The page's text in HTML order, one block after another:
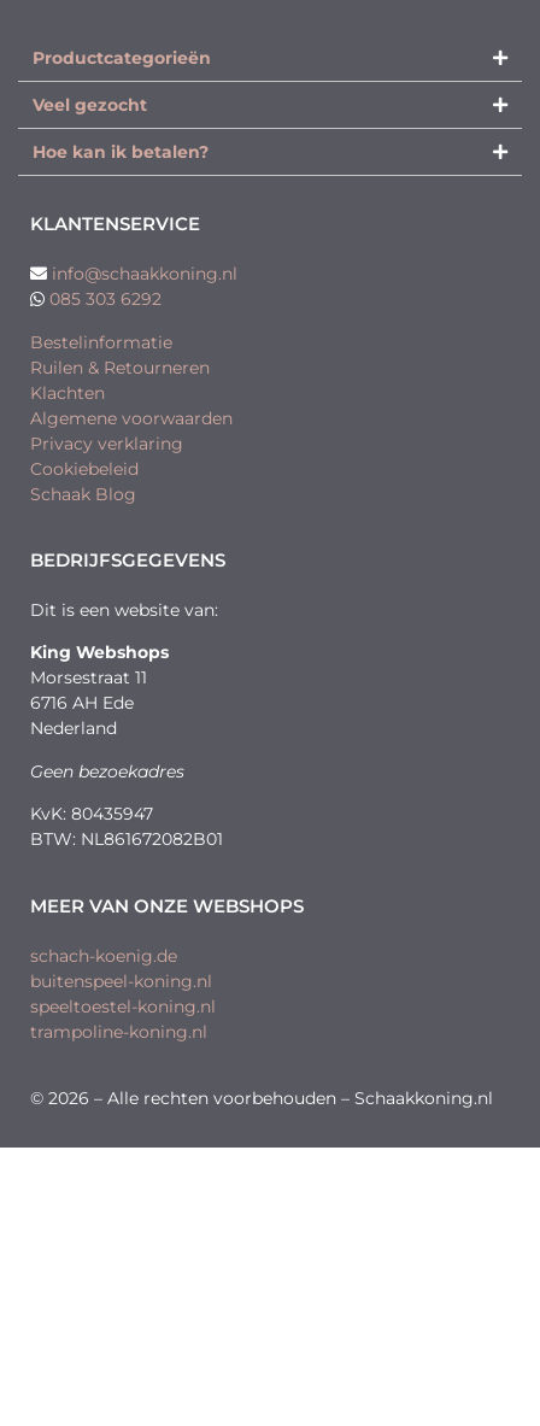
Productcategorieën​
Veel gezocht
Hoe kan ik betalen?
KLANTENSERVICE
info@schaakkoning.nl
085 303 6292
Bestelinformatie
Ruilen & Retourneren
Klachten
Algemene voorwaarden
Privacy verklaring
Cookiebeleid
Schaak Blog
BEDRIJFSGEGEVENS
Dit is een website van:
King Webshops
Morsestraat 11
6716 AH Ede
Nederland
Geen bezoekadres
KvK: 80435947
BTW: NL861672082B01
MEER VAN ONZE WEBSHOPS
schach-koenig.de
buitenspeel-koning.nl
speeltoestel-koning.nl
trampoline-koning.nl
© 2026 – Alle rechten voorbehouden – Schaakkoning.nl